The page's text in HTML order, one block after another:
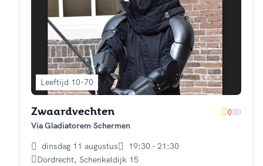
Leeftijd 10-70
Zwaardvechten 0(0)
Via Gladiatorem Schermen
dinsdag 11 augustus
19:30 - 21:30
Dordrecht, Schenkeldijk 15